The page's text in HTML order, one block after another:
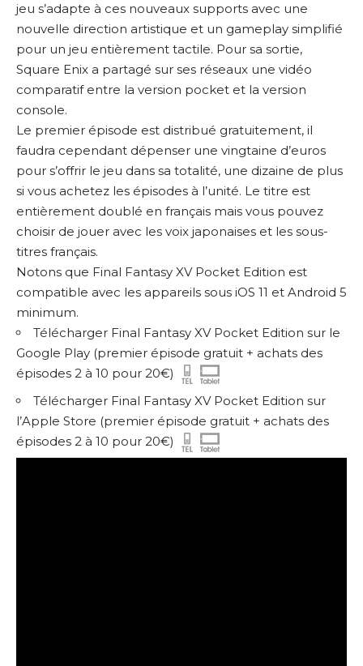
jeu s’adapte à ces nouveaux supports avec une
nouvelle direction artistique et un gameplay simplifié
pour un jeu entièrement tactile. Pour sa sortie,
Square Enix a partagé sur ses réseaux une vidéo
comparatif entre la version pocket et la version
console.
Le premier épisode est distribué gratuitement, il
faudra cependant dépenser une vingtaine d’euros
pour s’offrir le jeu dans sa totalité, une dizaine de plus
si vous achetez les épisodes à l’unité. Le titre est
entièrement doublé en français mais vous pouvez
choisir de jouer avec les voix japonaises et les sous-
titres français.
Notons que Final Fantasy XV Pocket Edition est
compatible avec les appareils sous iOS 11 et Android 5
minimum.
Télécharger Final Fantasy XV Pocket Edition sur le
Google Play (premier épisode gratuit + achats des
épisodes 2 à 10 pour 20€)
Télécharger Final Fantasy XV Pocket Edition sur
l’Apple Store (premier épisode gratuit + achats des
épisodes 2 à 10 pour 20€)